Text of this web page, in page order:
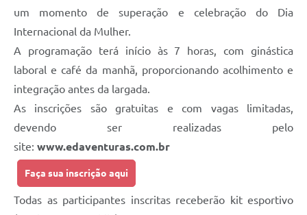
um momento de superação e celebração do Dia
Internacional da Mulher.
A programação terá início às 7 horas, com ginástica
laboral e café da manhã, proporcionando acolhimento e
integração antes da largada.
As inscrições são gratuitas e com vagas limitadas,
devendo ser realizadas pelo
site: www.edaventuras.com.br
Faça sua inscrição aqui
Todas as participantes inscritas receberão kit esportivo